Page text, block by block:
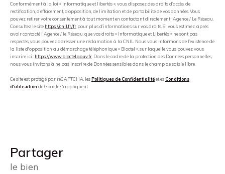
Conformément à la loi « informatique et libertés », vous disposez des droits d’accès, de
rectification, d’effacement, d’opposition, de limitation et de portabilité de vos données. Vous
pouvez retirer votre consentement à tout moment en contactant directement l’Agence / Le Réseau.
Consultez le site https://cnil.fr/fr pour plus d’informations sur vos droits. Si vous estimez, après
avoir contacté l'Agence / le Réseau, que vos droits « Informatique et Libertés » ne sont pas
respectés, vous pouvez adresser une réclamation à la CNIL. Nous vous informons de l’existence de
la liste d'opposition au démarchage téléphonique « Bloctel », sur laquelle vous pouvez vous
inscrire ici : https://www.bloctel.gouv.fr . Dans le cadre de la protection des Données personnelles,
nous vous invitons à ne pas inscrire de Données sensibles dans le champ de saisie libre.
Ce site est protégé par reCAPTCHA, lesPolitiques de Confidentialitéet esConditions
d'utilisation de Google s'appliquent.
partager
le bien